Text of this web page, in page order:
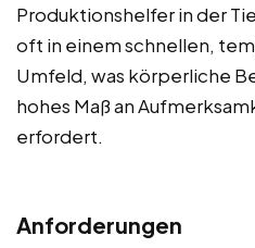
Produktionshelfer in der
oft in einem schnellen,
Umfeld, was körperliche
hohes Maß an
erfordert.
Anforderungen